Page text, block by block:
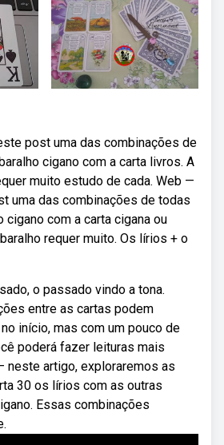
post uma das combinações de
cigano com a carta livros. A
muito estudo de cada. Web —
uma das combinações de todas
cigano com a carta cigana ou
requer muito. Os lírios + o
o passado vindo a tona.
entre as cartas podem
início, mas com um pouco de
poderá fazer leituras mais
neste artigo, exploraremos as
30 os lírios com as outras
Essas combinações